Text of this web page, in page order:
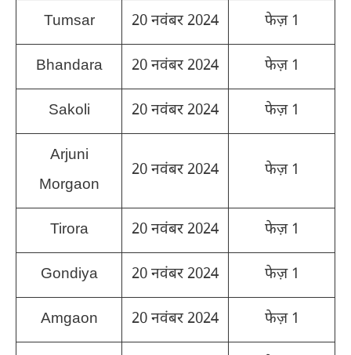
Tumsar 20 नवंबर 2024 फेज़ 1
Bhandara 20 नवंबर 2024 फेज़ 1
Sakoli 20 नवंबर 2024 फेज़ 1
Arjuni
Morgaon
20 नवंबर 2024 फेज़ 1
Tirora 20 नवंबर 2024 फेज़ 1
Gondiya 20 नवंबर 2024 फेज़ 1
Amgaon 20 नवंबर 2024 फेज़ 1